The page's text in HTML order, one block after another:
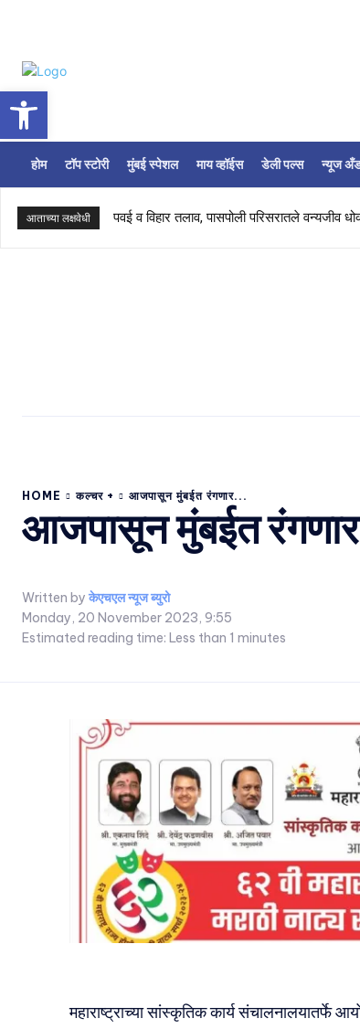
Open toolbar
होम टॉप स्टोरी मुंबई स्पेशल माय व्हॉईस डेली पल्स न्यूज
आताच्या लक्षवेधी पवई व विहार तलाव, पासपोली परिसरातले वन्यजीव
HOME कल्चर + आजपासून मुंबईत रंगणार...
आजपासून मुंबईत रंगणार
Written by केएचएल न्यूज ब्युरो
Monday, 20 November 2023, 9:55
Estimated reading time: Less than 1 minutes
महाराष्ट्राच्या सांस्कृतिक कार्य संचालनालयातर्फे